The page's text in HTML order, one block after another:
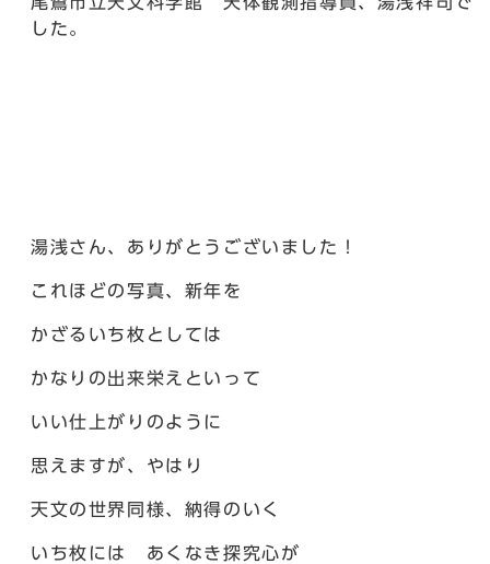
した。
湯浅さん、ありがとうございました！
これほどの写真、新年を
かざるいち枚としては
かなりの出来栄えといって
いい仕上がりのように
思えますが、やはり
天文の世界同様、納得のいく
いち枚には あくなき探究心が